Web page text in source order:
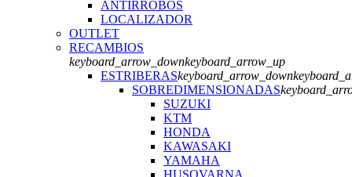
ANTIRROBOS
LOCALIZADOR
OUTLET
RECAMBIOS
keyboard_arrow_downkeyboard_arrow_up
ESTRIBERASkeyboard_arrow_down
SOBREDIMENSIONADAS
SUZUKI
KTM
HONDA
KAWASAKI
YAMAHA
HUSQVARNA